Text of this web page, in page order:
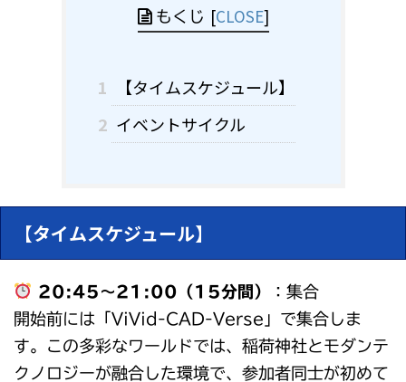
もくじ [CLOSE]
1
【タイムスケジュール】
2 イベントサイクル
【タイムスケジュール】
20:45～21:00（15分間）
：集合
開始前には「ViVid-CAD-Verse」で集合しま
す。この多彩なワールドでは、稲荷神社とモダンテ
クノロジーが融合した環境で、参加者同士が初めて